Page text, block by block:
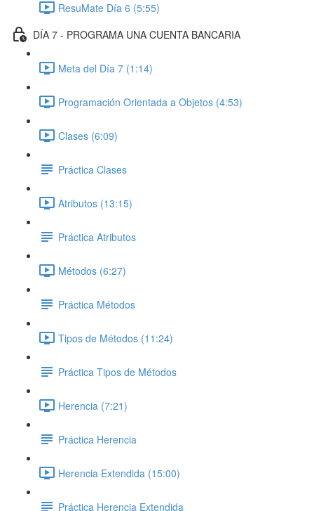
ResuMate Día 6 (5:55)
DÍA 7 - PROGRAMA UNA CUENTA BANCARIA
Meta del Día 7 (1:14)
Programación Orientada a Objetos (4:53)
Clases (6:09)
Práctica Clases
Atributos (13:15)
Práctica Atributos
Métodos (6:27)
Práctica Métodos
Tipos de Métodos (11:24)
Práctica Tipos de Métodos
Herencia (7:21)
Práctica Herencia
Herencia Extendida (15:00)
Práctica Herencia Extendida